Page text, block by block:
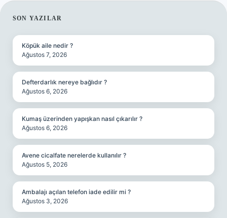
SIDEBAR
SON YAZILAR
Köpük aile nedir ?
Ağustos 7, 2026
Defterdarlık nereye bağlıdır ?
Ağustos 6, 2026
Kumaş üzerinden yapışkan nasıl çıkarılır ?
Ağustos 6, 2026
Avene cicalfate nerelerde kullanılır ?
Ağustos 5, 2026
Ambalajı açılan telefon iade edilir mi ?
Ağustos 3, 2026